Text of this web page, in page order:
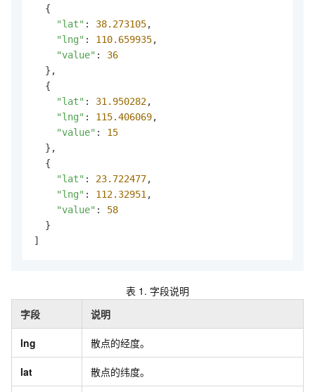
  {
"lat" : 38.273105,
"lng" : 110.659935,
"value" : 36
  },
  {
"lat" : 31.950282,
"lng" : 115.406069,
"value" : 15
  },
  {
"lat" : 23.722477,
"lng" : 112.32951,
"value" : 58
  }
]
表 1. 字段说明
字段
说明
lng 散点的经度。
lat 散点的纬度。